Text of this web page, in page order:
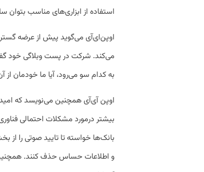
استفاده از ابزاری‌های مناسب
اوپن‌ای‌آی می‌گوید پیش از عرضه
می‌کند. شرکت در پست وبلاگی خود
به کدام سو می‌رود، آیا ما خودمان از
اوپن آی‌آی همچنین می‌نویسد که
بیشتر درمورد مشکلات احتمالی
بانک‌ها خواسته تا تایید صوتی را
و اطلاعات حساس حذف کنند.